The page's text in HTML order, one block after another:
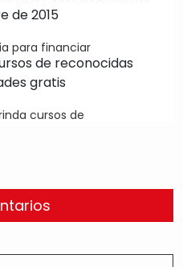
para financiar
cursos de